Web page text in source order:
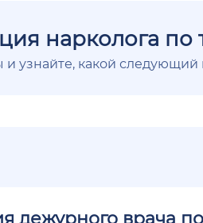
нарколога по
и узнайте, какой
дежурного врача